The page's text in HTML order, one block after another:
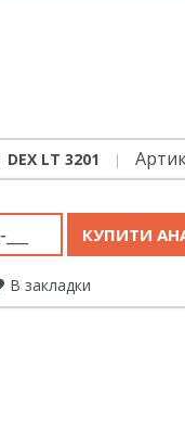
DEX LT 3201
В закладки